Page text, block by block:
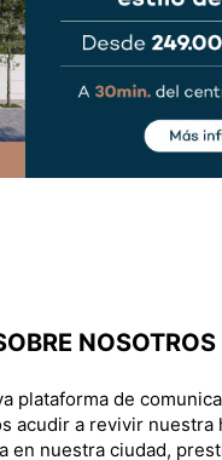
NOSOTROS
plataforma de
acudir a revivir nuestra
en nuestra ciudad,